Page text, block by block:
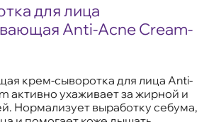
для лица
Anti-Acne Cream-
крем-сыворотка для лица Anti-
активно ухаживает за жирной и
Нормализует выработку себума,